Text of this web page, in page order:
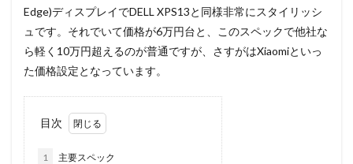
Edge)ディスプレイでDELL XPS13と同様非常にスタイリッシ
ュです。それでいて価格が6万円台と、このスペックで他社な
ら軽く10万円超えるのが普通ですが、さすがはXiaomiといっ
た価格設定となっています。
目次
1 主要スペック